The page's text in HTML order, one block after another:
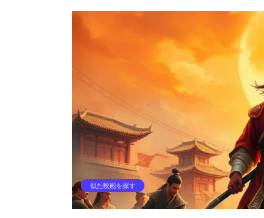
似た映画を探す